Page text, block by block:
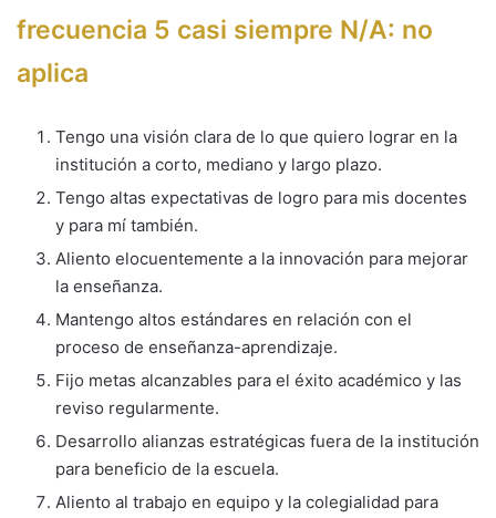
frecuencia 5 casi siempre N/A: no
aplica
Tengo una visión clara de lo que quiero lograr en la
institución a corto, mediano y largo plazo.
Tengo altas expectativas de logro para mis docentes
y para mí también.
Aliento elocuentemente a la innovación para mejorar
la enseñanza.
Mantengo altos estándares en relación con el
proceso de enseñanza-aprendizaje.
Fijo metas alcanzables para el éxito académico y las
reviso regularmente.
Desarrollo alianzas estratégicas fuera de la institución
para beneficio de la escuela.
Aliento al trabajo en equipo y la colegialidad para